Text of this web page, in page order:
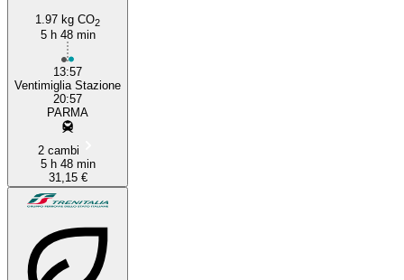
Ventimiglia
1.97 kg CO2
5 h 48 min
13:57
Ventimiglia Stazione
20:57
PARMA
2 cambi
5 h 48 min
31,15 €